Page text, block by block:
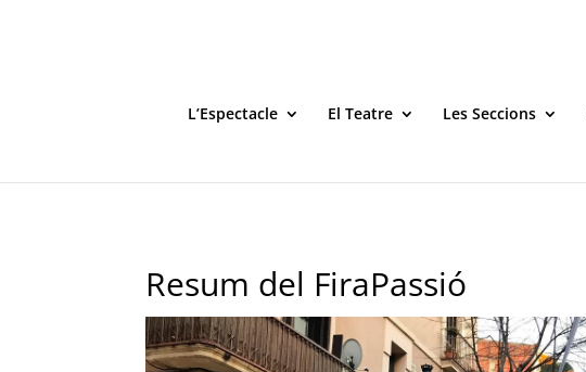
L’Espectacle El Teatre Les Seccions
Resum del FiraPassió